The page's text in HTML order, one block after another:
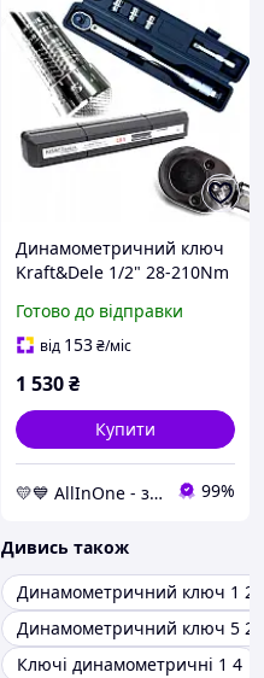
Динамометричний ключ
Kraft&Dele 1/2" 28-210Nm
AllInOne -market-without-
queues-
Готово до відправки
від 153₴/міс
1 530₴
Купити
💛💙 AllInOne - знаходь все необхідне в одному магазині! 99%
Дивись також
Динамометричний ключ 1 2
Динамометричний ключ 5
Ключі динамометричні 1 4